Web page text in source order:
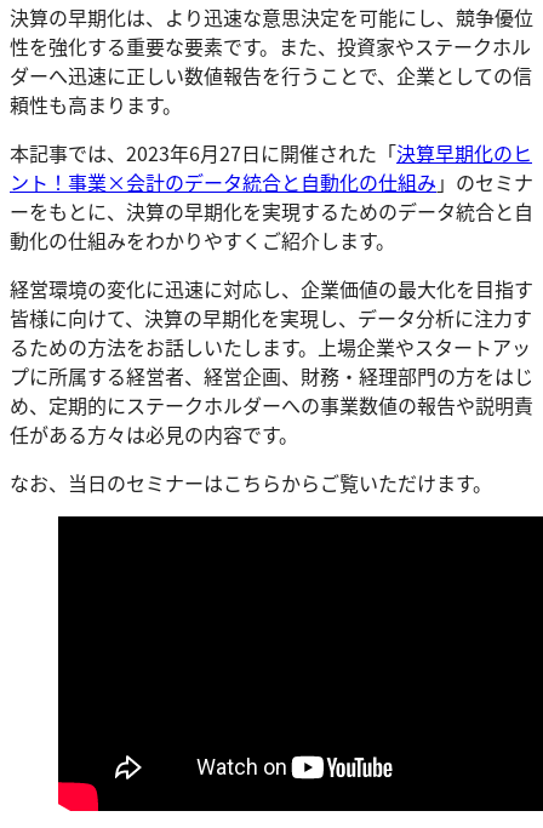
決算の早期化は、より迅速な意思決定を可能にし、競争優位
性を強化する重要な要素です。また、投資家やステークホル
ダーへ迅速に正しい数値報告を行うことで、企業としての信
頼性も高まります。
本記事では、2023年6月27日に開催された「決算早期化のヒ
ント！事業×会計のデータ統合と自動化の仕組み 」のセミナ
ーをもとに、決算の早期化を実現するためのデータ統合と自
動化の仕組みをわかりやすくご紹介します。
経営環境の変化に迅速に対応し、企業価値の最大化を目指す
皆様に向けて、決算の早期化を実現し、データ分析に注力す
るための方法をお話しいたします。上場企業やスタートアッ
プに所属する経営者、経営企画、財務・経理部門の方をはじ
め、定期的にステークホルダーへの事業数値の報告や説明責
任がある方々は必見の内容です。
なお、当日のセミナーはこちらからご覧いただけます。